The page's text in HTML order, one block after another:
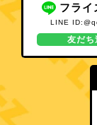
フライ
LINE
友だち